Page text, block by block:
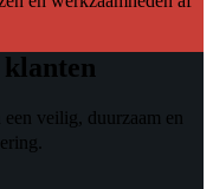
klanten
veilig, duurzaam en